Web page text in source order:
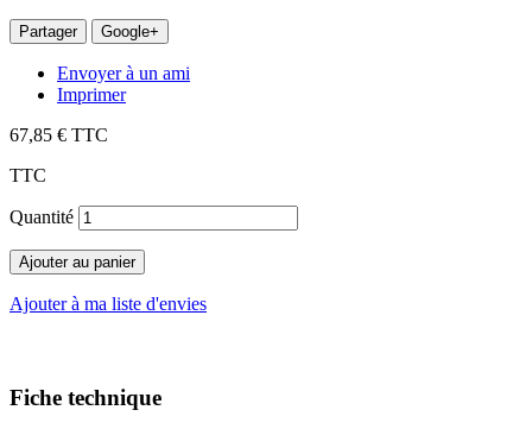
Partager Google+
Envoyer à un ami
Imprimer
67,85 € TTC
TTC
Quantité
Ajouter au panier
Ajouter à ma liste d'envies
Fiche technique